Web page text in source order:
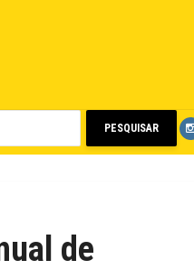
PESQUISAR
de